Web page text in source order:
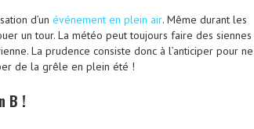
d’un événement en plein air. Même durant les
un tour. La météo peut toujours faire des siennes
La prudence consiste donc à l’anticiper pour ne
de la grêle en plein été !
B !